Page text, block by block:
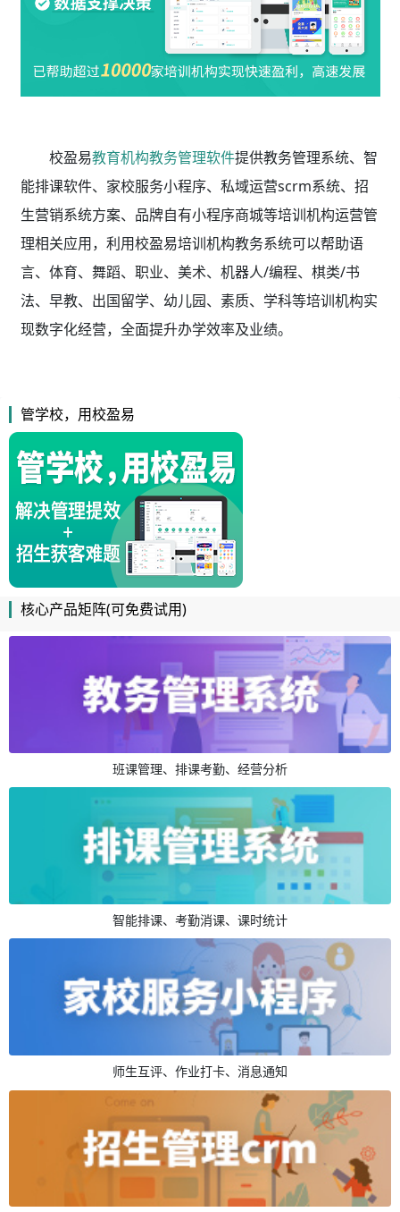
校盈易教育机构教务管理软件提供教务管理系统、智
能排课软件、家校服务小程序、私域运营scrm系统、招
生营销系统方案、品牌自有小程序商城等培训机构运营管
理相关应用，利用校盈易培训机构教务系统可以帮助语
言、体育、舞蹈、职业、美术、机器人/编程、棋类/书
法、早教、出国留学、幼儿园、素质、学科等培训机构实
现数字化经营，全面提升办学效率及业绩。
管学校，用校盈易
核心产品矩阵(可免费试用)
班课管理、排课考勤、经营分析
智能排课、考勤消课、课时统计
师生互评、作业打卡、消息通知